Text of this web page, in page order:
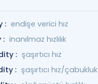
: endişe verici hız
: inanılmaz hızlılık
: şaşırtıcı hız
: şaşırtıcı hız/çabukluk